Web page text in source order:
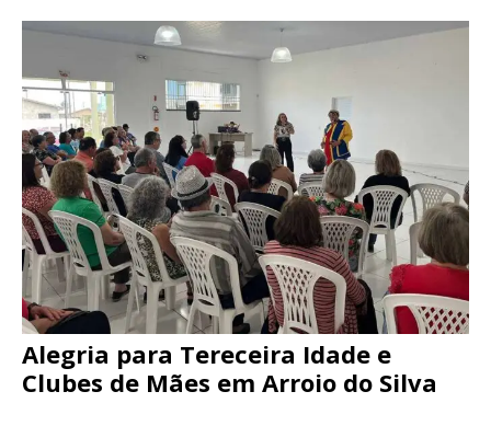
Alegria para Tereceira Idade e
Clubes de Mães em Arroio do Silva